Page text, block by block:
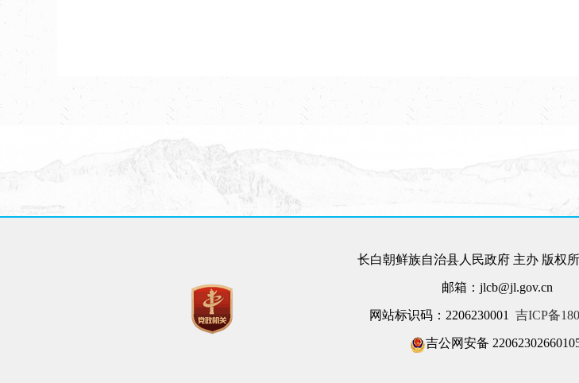
长白朝鲜族自治县人民政府 主办 版权
邮箱：jlcb@jl.gov.cn
网站标识码：2206230001 吉ICP备
吉公网安备